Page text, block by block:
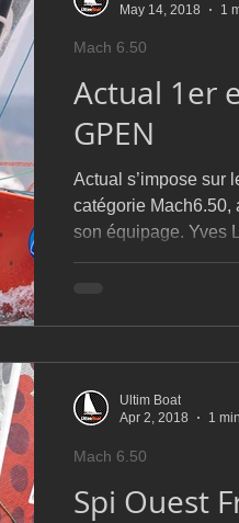
Actual 1er
GPEN
Actual s’impose sur
catégorie Mach6.50,
son équipage. Yves
Mach 6.50
May 14, 2018
1
Spi Ouest
Mach 6.50
Ultim Boat
Apr 2, 2018
1